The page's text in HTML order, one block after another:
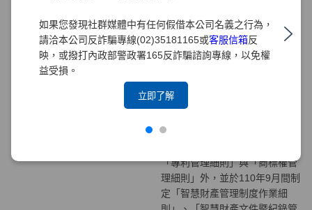
如果您發現社群媒體中有任何假借本公司名義之行為，
請洽本公司反詐騙專線(02)35181165或客服信箱反
映，或撥打內政部警政署165反詐騙諮詢專線，以免權
益受損。
立即了解
細則之規定辦理。
訂定智慧財產權相關管理
為強化本公司對智慧財產管理之
重視及保護，建置有效之管理機
財產管理系統(TIPS)，除先前已
「專利管理細則」與「商標權管
理細則」外，並於110年9月間制
定「智慧財產管理制度作業細